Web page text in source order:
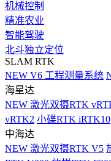
机械控制
精准农业
智能驾驶
北斗独立定位
SLAM RTK
NEW V6 工程测量系统
海星达
NEW 激光双摄RTK
vRTK2 小碟RTK iRTK10
中海达
NEW 激光双摄RTK V5